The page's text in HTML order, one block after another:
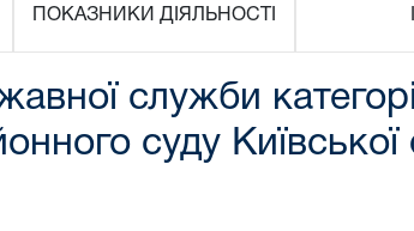
ПОКАЗНИКИ ДІЯЛЬНОСТІ
служби
суду Київської